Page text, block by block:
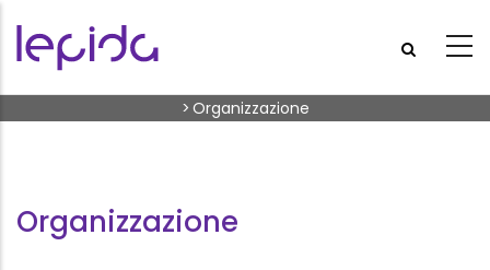
Breadcrumb
> Organizzazione
Organizzazione